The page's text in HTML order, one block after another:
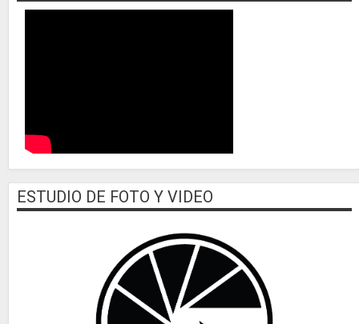
ESTUDIO DE FOTO Y VIDEO